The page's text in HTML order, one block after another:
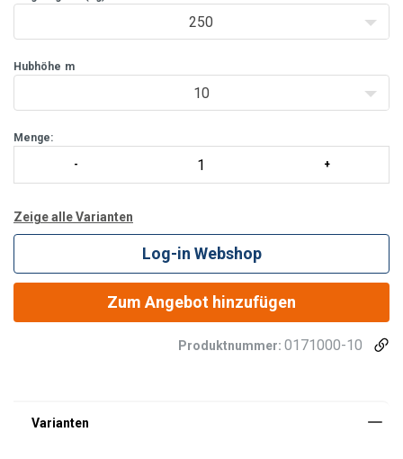
Erhöhte Betriebssicherheit durch doppeltes
250
Hubhöhe m
10
Menge:
Zeige alle Varianten
Log-in Webshop
Zum Angebot hinzufügen
Produktnummer: 0171000-10